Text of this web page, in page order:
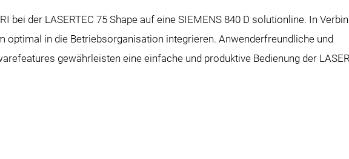
bei der LASERTEC 75 Shape auf eine SIEMENS 840 D solutionline. In
optimal in die Betriebsorganisation integrieren. Anwenderfreundliche und
gewährleisten eine einfache und produktive Bedienung der